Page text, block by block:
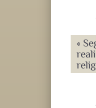
«